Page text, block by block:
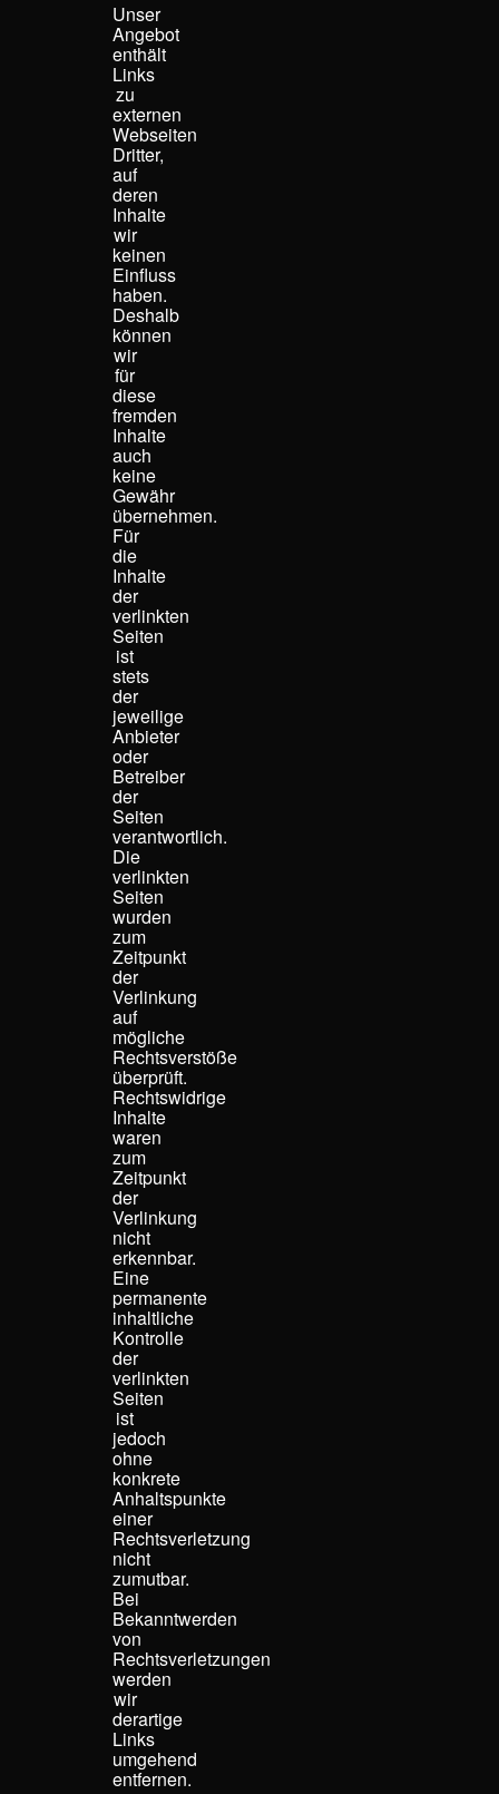
Unser
Angebot
enthält
Links
zu
externen
Webseiten
Dritter,
auf
deren
Inhalte
wir
keinen
Einfluss
haben.
Deshalb
können
wir
für
diese
fremden
Inhalte
auch
keine
Gewähr
übernehmen.
Für
die
Inhalte
der
verlinkten
Seiten
ist
stets
der
jeweilige
Anbieter
oder
Betreiber
der
Seiten
verantwortlich.
Die
verlinkten
Seiten
wurden
zum
Zeitpunkt
der
Verlinkung
auf
mögliche
Rechtsverstöße
überprüft.
Rechtswidrige
Inhalte
waren
zum
Zeitpunkt
der
Verlinkung
nicht
erkennbar.
Eine
permanente
inhaltliche
Kontrolle
der
verlinkten
Seiten
ist
jedoch
ohne
konkrete
Anhaltspunkte
einer
Rechtsverletzung
nicht
zumutbar.
Bei
Bekanntwerden
von
Rechtsverletzungen
werden
wir
derartige
Links
umgehend
entfernen.